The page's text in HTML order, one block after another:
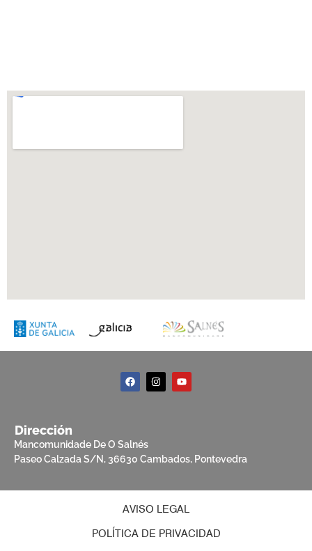
Dirección
Mancomunidade De O Salnés
Paseo Calzada S/N, 36630 Cambados, Pontevedra
AVISO LEGAL
POLÍTICA DE PRIVACIDAD